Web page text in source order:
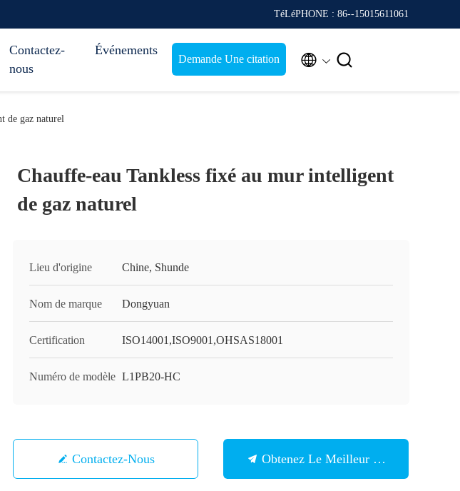
TéLéPHONE : 86--15015611061
Contactez-
nous
Événements
Demande Une citation  
de gaz naturel
Chauffe-eau Tankless fixé au mur intelligent
de gaz naturel
Lieu d'origine Chine, Shunde
Nom de marque Dongyuan
Certification ISO14001,ISO9001,OHSAS18001
Numéro de modèle L1PB20-HC
Contactez-Nous Obtenez Le Meilleur Prix